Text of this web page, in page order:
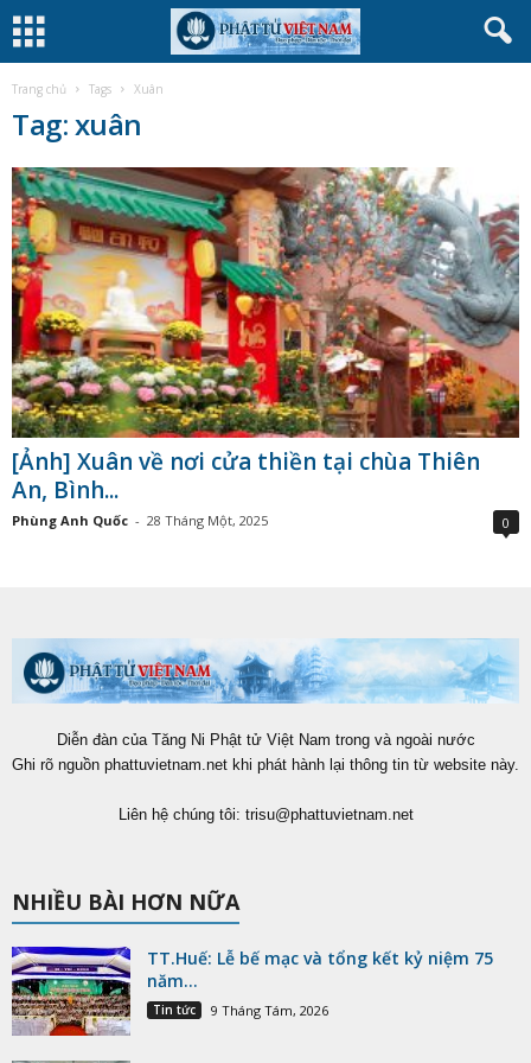
Trang chủ Tags Xuân
Tag: xuân
[Ảnh] Xuân về nơi cửa thiền tại chùa Thiên
An, Bình...
Phùng Anh Quốc - 28 Tháng Một, 2025 0
Diễn đàn của Tăng Ni Phật tử Việt Nam trong và ngoài nước
Ghi rõ nguồn phattuvietnam.net khi phát hành lại thông tin từ website này.
Liên hệ chúng tôi: trisu@phattuvietnam.net
NHIỀU BÀI HƠN NỮA
TT.Huế: Lễ bế mạc và tổng kết kỷ niệm 75
năm...
Tin tức 9 Tháng Tám, 2026